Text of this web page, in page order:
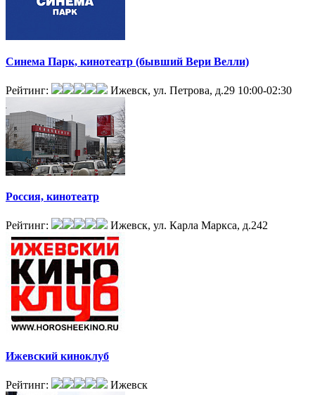
Синема Парк, кинотеатр (бывший Вери Велли)
Рейтинг: Ижевск, ул. Петрова, д.29 10:00-02:30
Россия, кинотеатр
Рейтинг: Ижевск, ул. Карла Маркса, д.242
Ижевский киноклуб
Рейтинг: Ижевск